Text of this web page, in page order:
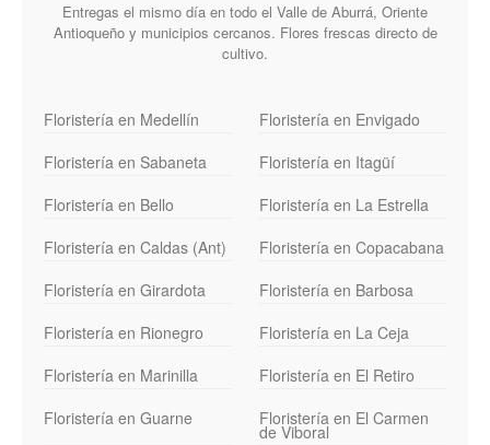
Entregas el mismo día en todo el Valle de Aburrá, Oriente
Antioqueño y municipios cercanos. Flores frescas directo de
cultivo.
Floristería en Medellín
Floristería en Envigado
Floristería en Sabaneta
Floristería en Itagüí
Floristería en Bello
Floristería en La Estrella
Floristería en Caldas (Ant)
Floristería en Copacabana
Floristería en Girardota
Floristería en Barbosa
Floristería en Rionegro
Floristería en La Ceja
Floristería en Marinilla
Floristería en El Retiro
Floristería en Guarne
Floristería en El Carmen
de Viboral